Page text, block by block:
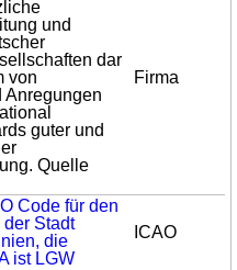
und
dar
von
Anregungen
guter und
Quelle
Firma
Code für den
der Stadt
die
ist LGW
ICAO